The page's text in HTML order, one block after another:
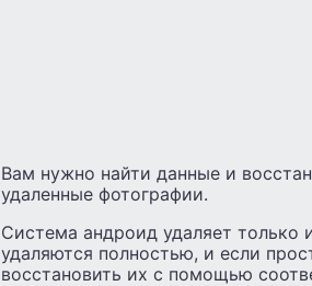
Вам нужно найти данные и
удаленные фотографии.
Система андроид удаляет
удаляются полностью, и если
восстановить их с помощью